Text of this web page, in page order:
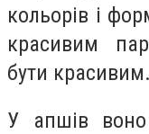
кольорів і
красивим
бути красивим.
У апшів